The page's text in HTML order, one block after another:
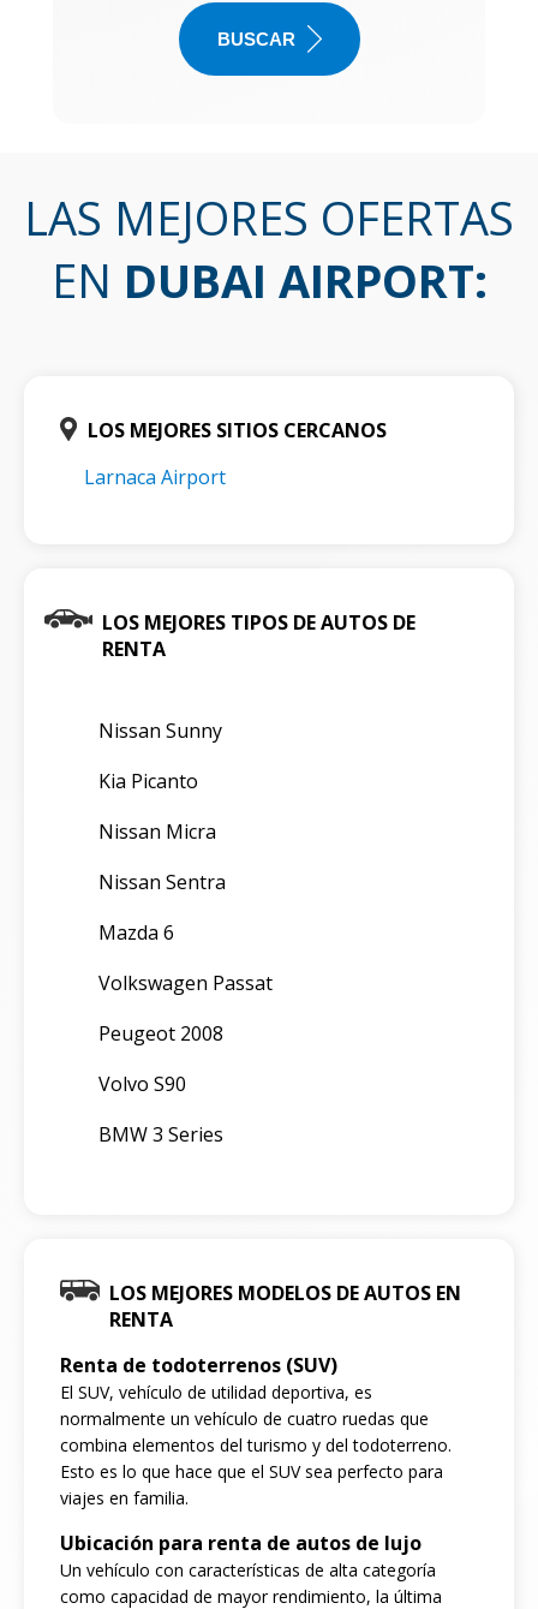
BUSCAR
LAS MEJORES OFERTAS
EN DUBAI AIRPORT:
LOS MEJORES SITIOS CERCANOS
Larnaca Airport
LOS MEJORES TIPOS DE AUTOS DE
RENTA
Nissan Sunny
Kia Picanto
Nissan Micra
Nissan Sentra
Mazda 6
Volkswagen Passat
Peugeot 2008
Volvo S90
BMW 3 Series
LOS MEJORES MODELOS DE AUTOS EN
RENTA
Renta de todoterrenos (SUV)
El SUV, vehículo de utilidad deportiva, es
normalmente un vehículo de cuatro ruedas que
combina elementos del turismo y del todoterreno.
Esto es lo que hace que el SUV sea perfecto para
viajes en familia.
Ubicación para renta de autos de lujo
Un vehículo con características de alta categoría
como capacidad de mayor rendimiento, la última